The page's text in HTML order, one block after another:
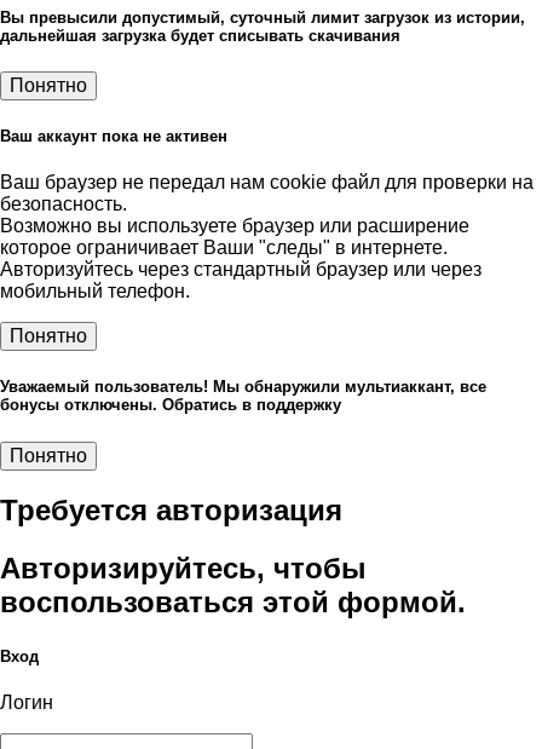
Вы превысили допустимый, суточный лимит загрузок из истории,
дальнейшая загрузка будет списывать скачивания
Понятно
Ваш аккаунт пока не активен
Ваш браузер не передал нам cookie файл для проверки на
безопасность.
Возможно вы используете браузер или расширение
которое ограничивает Ваши "следы" в интернете.
Авторизуйтесь через стандартный браузер или через
мобильный телефон.
Понятно
Уважаемый пользователь! Мы обнаружили мультиаккант, все
бонусы отключены. Обратись в поддержку
Понятно
Требуется авторизация
Авторизируйтесь, чтобы
воспользоваться этой формой.
Вход
Логин